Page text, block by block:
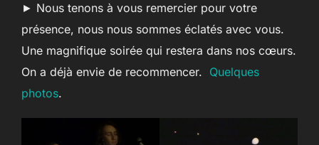
► Nous tenons à vous remercier pour votre
présence, nous nous sommes éclatés avec vous.
Une magnifique soirée qui restera dans nos cœurs.
On a déjà envie de recommencer. Quelques
photos.